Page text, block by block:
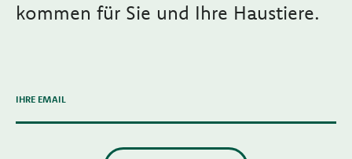
kommen für Sie und Ihre Haustiere.
IHRE EMAIL